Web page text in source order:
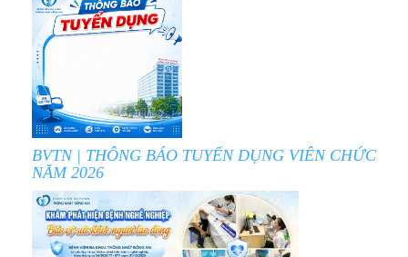
BVTN | THÔNG BÁO TUYỂN DỤNG VIÊN CHỨC
NĂM 2026